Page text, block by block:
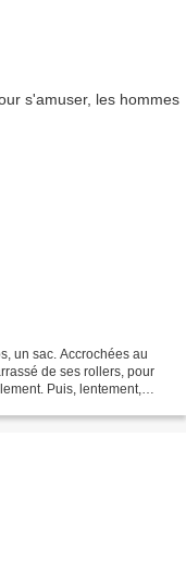
un sac. Accrochées au
de ses rollers, pour
Puis, lentement,